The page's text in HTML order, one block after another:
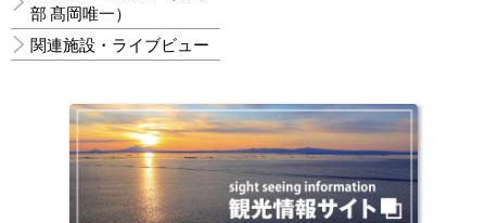
部 髙岡唯一）
関連施設・ライブビュー